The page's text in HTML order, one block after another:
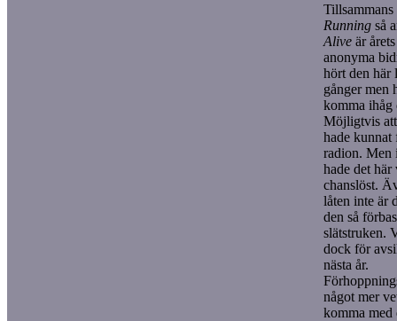
Running så
Alive är
anonyma
hört den här
gånger men
komma ihåg
Möjligtvis
hade kunnat
radion. Men
hade det här
chanslöst.
låten inte är
den så
slätstruken.
dock för
nästa år.
något mer
komma